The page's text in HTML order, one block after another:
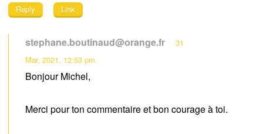
Reply Link
stephane.boutinaud@orange.fr
31
Mar, 2021, 12:53 pm
Bonjour Michel,
Merci pour ton commentaire et bon courage à toi.